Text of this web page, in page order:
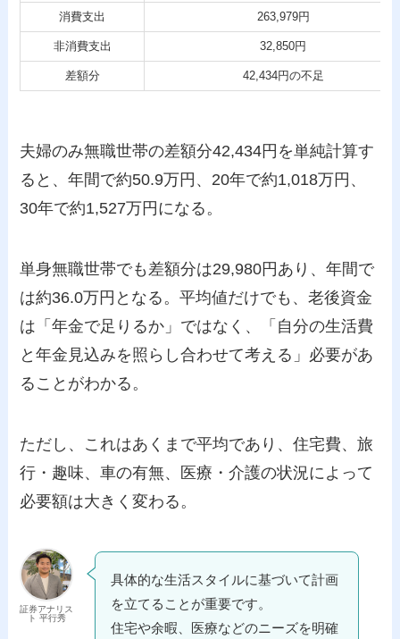
消費支出 263,979円
非消費支出 32,850円
差額分 42,434円の不足
夫婦のみ無職世帯の差額分42,434円を単純計算す
ると、年間で約50.9万円、20年で約1,018万円、
30年で約1,527万円になる。
単身無職世帯でも差額分は29,980円あり、年間で
は約36.0万円となる。平均値だけでも、老後資金
は「年金で足りるか」ではなく、「自分の生活費
と年金見込みを照らし合わせて考える」必要があ
ることがわかる。
ただし、これはあくまで平均であり、住宅費、旅
行・趣味、車の有無、医療・介護の状況によって
必要額は大きく変わる。
証券アナリス
ト 平行秀
具体的な生活スタイルに基づいて計画
を立てることが重要です。
住宅や余暇、医療などのニーズを明確